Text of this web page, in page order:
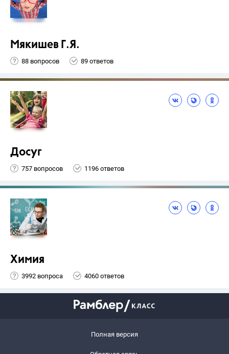
Мякишев Г.Я.
88 вопросов 89 ответов
Досуг
757 вопросов 1196 ответов
Химия
3992 вопроса 4060 ответов
Полная версия